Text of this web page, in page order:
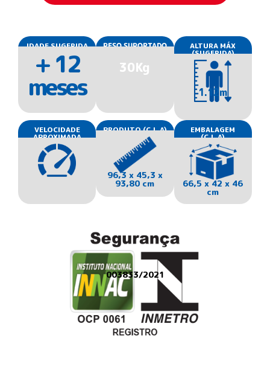
IDADE SUGERIDA
+ 12
meses
PESO SUPORTADO
30Kg
ALTURA MÁX
(SUGERIDA)
1.12m
VELOCIDADE
APROXIMADA
PRODUTO (C.L.A)
96,3 x 45,3 x
93,80 cm
EMBALAGEM
(C.L.A)
66,5 x 42 x 46
cm
003833/2021